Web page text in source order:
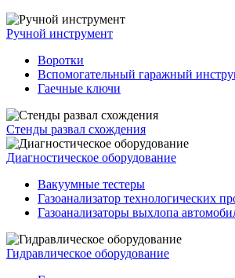
Ручной инструмент
Воротки
Вспомогательный гаражный
Гаечные ключи
Стенды развал схождения
Диагностическое оборудование
Вакуумные тестеры
Газоанализатор технологических
Газоанализаторы выхлопа
Гидравлическое оборудование